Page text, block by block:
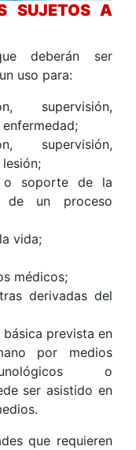
SUJETOS A
deberán ser
uso para:
supervisión,
supervisión,
o soporte de la
de un proceso
vida;
médicos;
derivadas del
prevista en
por medios
o
ser asistido en
que requieren